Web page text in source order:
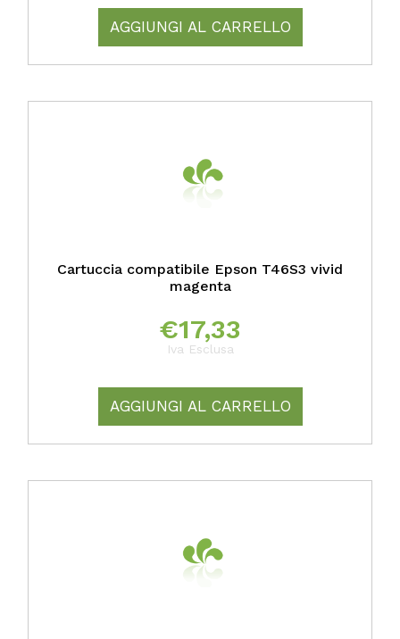
AGGIUNGI AL CARRELLO
Cartuccia compatibile Epson T46S3 vivid
magenta
€17,33
Iva Esclusa
AGGIUNGI AL CARRELLO